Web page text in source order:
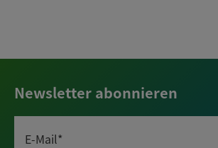
Newsletter abonnieren
E-Mail*